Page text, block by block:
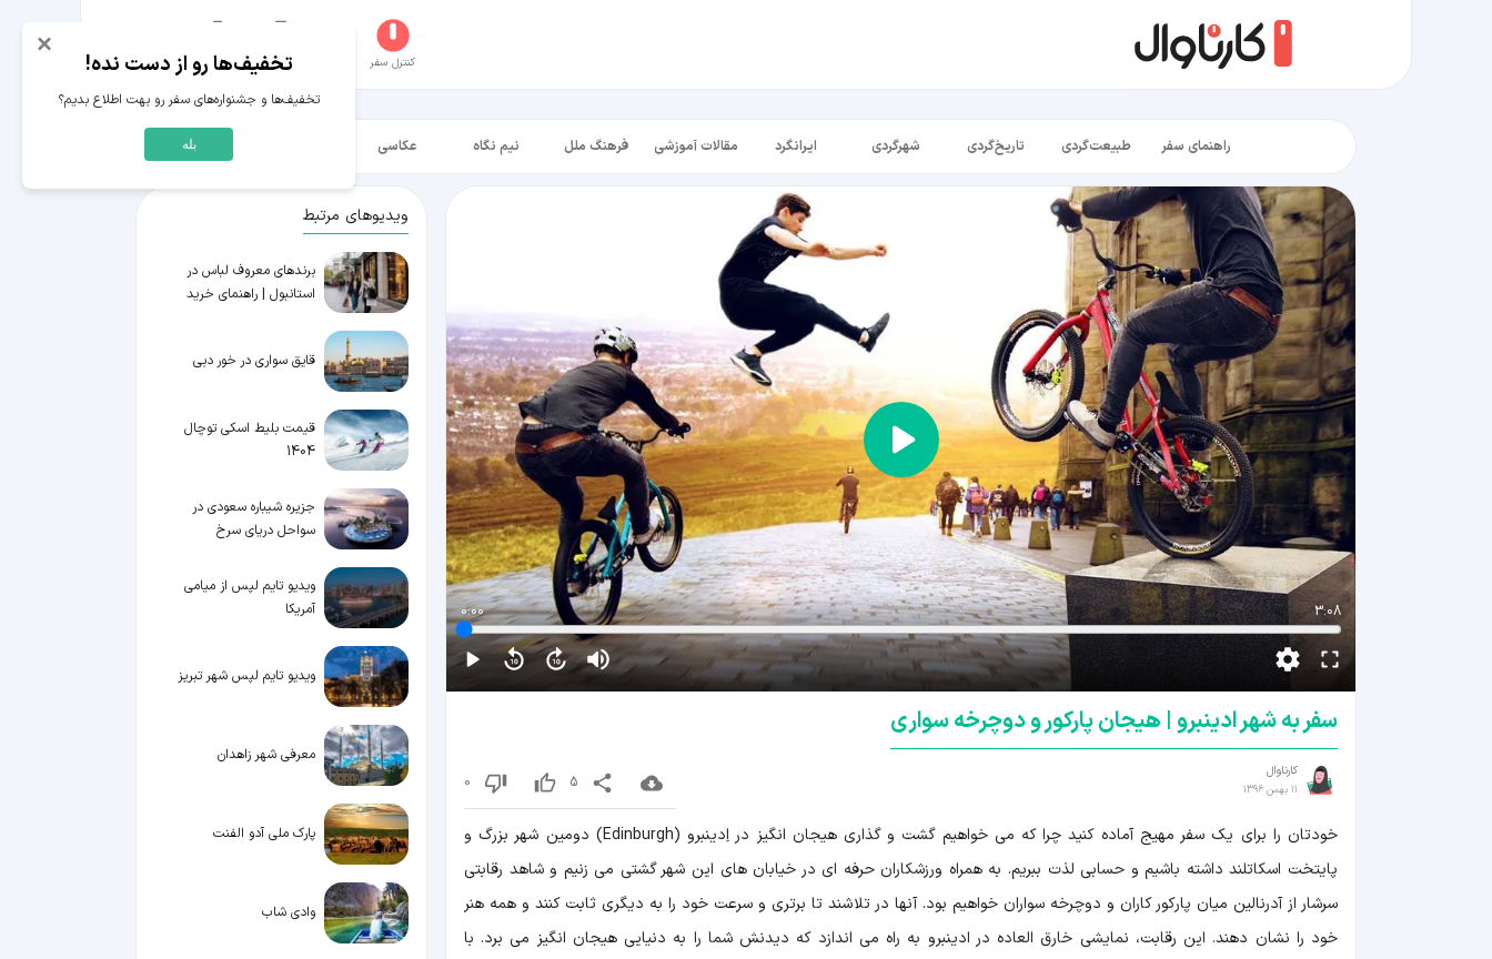
کنترل سفر عکاسخانه سفر‌های من حساب کاربری
راهنمای سفر طبیعت‌گردی تاریخ‌گردی شهرگردی ایرانگرد مقالات آموزشی فرهنگ ملل نیم نگاه عکاسی
3:08
0:00
سفر به شهر ادینبرو | هیجان پارکور و دوچرخه سواری
کارناوال
11 بهمن 1396 5
0
خودتان را برای یک سفر مهیج آماده کنید چرا که می خواهیم گشت و گذاری هیجان انگیز در اِدینبرو (Edinburgh) دومین شهر بزرگ و
پایتخت اسکاتلند داشته باشیم و حسابی لذت ببریم. به همراه ورزشکاران حرفه ای در خیابان های این شهر گشتی می زنیم و شاهد رقابتی
سرشار از آدرنالین میان پارکور کاران و دوچرخه سواران خواهیم بود. آنها در تلاشند تا برتری و سرعت خود را به دیگری ثابت کنند و همه هنر
خود را نشان دهند. این رقابت، نمایشی خارق العاده در ادینبرو به راه می اندازد که دیدنش شما را به دنیایی هیجان انگیز می برد. با
ویدیوهای مرتبط
برندهای معروف لباس در
استانبول | راهنمای خرید
قایق سواری در خور دبی
قیمت بلیط اسکی توچال
1404
جزیره شیباره سعودی در
سواحل دریای سرخ
ویدیو تایم لپس از میامی
آمریکا
ویدیو تایم لپس شهر تبریز
معرفی شهر زاهدان
پارک ملی آدو الفنت
وادی شاب
×
تخفیف‌ها رو از دست نده!
تخفیف‌ها و جشنواره‌های سفر رو بهت اطلاع بدیم؟
بله